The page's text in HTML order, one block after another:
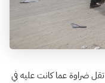
ضراوة عما كانت عليه في